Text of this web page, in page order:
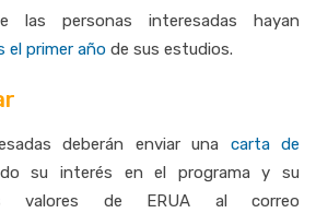
las personas interesadas hayan
el primer año de sus estudios.
deberán enviar una carta de
su interés en el programa y su
valores de ERUA al correo